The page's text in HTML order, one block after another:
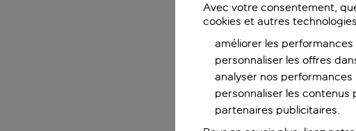
Avec votre consentement,
cookies et autres
améliorer les
personnaliser les offres
analyser nos performances
personnaliser les
partenaires publicitaires.